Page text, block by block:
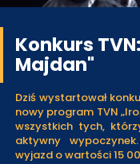
Konkurs
Majdan"
Dziś wystartował
nowy program TVN
wszystkich tych,
aktywny
wyjazd o wartości 15